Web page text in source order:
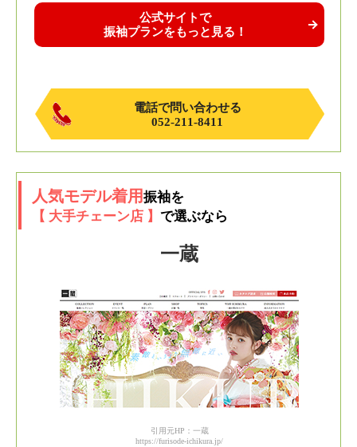
公式サイトで
振袖プランをもっと見る！
電話で問い合わせる
052-211-8411
人気モデル着用振袖を
【 大手チェーン店 】 で選ぶなら
一蔵
引用元HP：一蔵
https://furisode-ichikura.jp/